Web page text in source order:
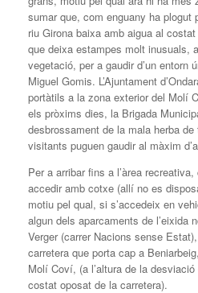
sumar que, com enguany ha plogut
riu Girona baixa amb aigua al
que deixa estampes molt inusuals,
vegetació, per a gaudir d’un entorn
Miguel Gomis. L’Ajuntament
portàtils a la zona exterior del Molí
els pròxims dies, la Brigada
desbrossament de la mala herba de
visitants puguen gaudir al màxim
Per a arribar fins a l’àrea
accedir amb cotxe (allí no es
motiu pel qual, si s’accedeix en
algun dels aparcaments de l’eixida
Verger (carrer Nacions sense
carretera que porta cap a
Molí Coví, (a l’altura de la
costat oposat de la carretera).